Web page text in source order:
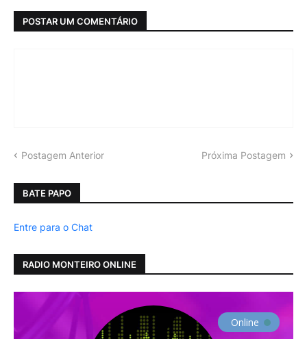
POSTAR UM COMENTÁRIO
Postagem Anterior Próxima Postagem
BATE PAPO
Entre para o Chat
RADIO MONTEIRO ONLINE